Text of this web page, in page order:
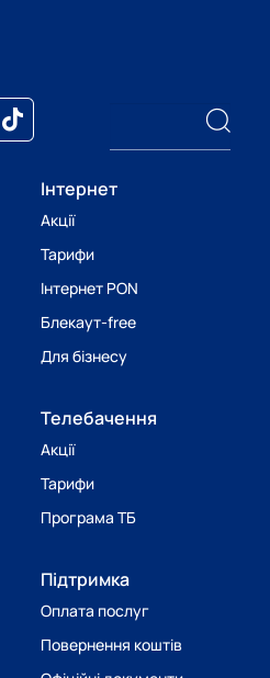
Інтернет
Акції
Тарифи
Інтернет PON
Блекаут-free
Для бізнесу
Телебачення
Акції
Тарифи
Програма ТБ
Підтримка
Оплата послуг
Повернення коштів